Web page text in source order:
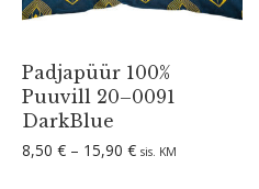
20,90 € kuni 37,90 €
Padjapüür 100%
Puuvill 20–0091
DarkBlue
8,50 € – 15,90 €Hinnavahemik:
sis. KM